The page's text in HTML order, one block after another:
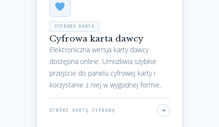
CYFROWA KARTA
Cyfrowa karta dawcy
Elektroniczna wersja karty dawcy
dostępna online. Umożliwia szybkie
przejście do panelu cyfrowej karty i
korzystanie z niej w wygodnej formie.
OTWÓRZ KARTĘ CYFROWĄ